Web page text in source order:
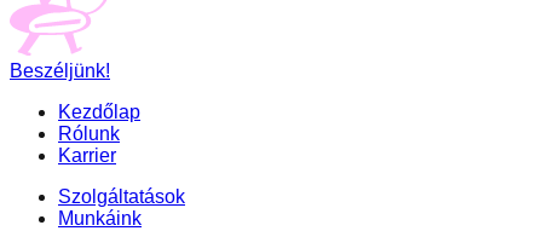
Beszéljünk!
Kezdőlap
Rólunk
Karrier
Szolgáltatások
Munkáink